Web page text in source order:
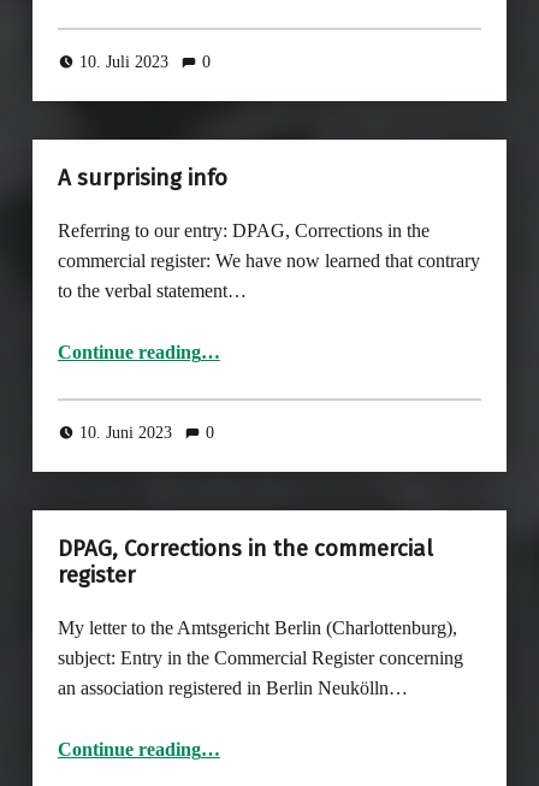
10. Juli 2023 0
A surprising info
Referring to our entry: DPAG, Corrections in the
commercial register: We have now learned that contrary
to the verbal statement…
Continue reading…
10. Juni 2023 0
DPAG, Corrections in the commercial
register
My letter to the Amtsgericht Berlin (Charlottenburg),
subject: Entry in the Commercial Register concerning
an association registered in Berlin Neukölln…
Continue reading…